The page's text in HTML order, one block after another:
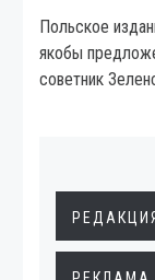
Польское
якобы
советник
РЕДАКЦИЯ